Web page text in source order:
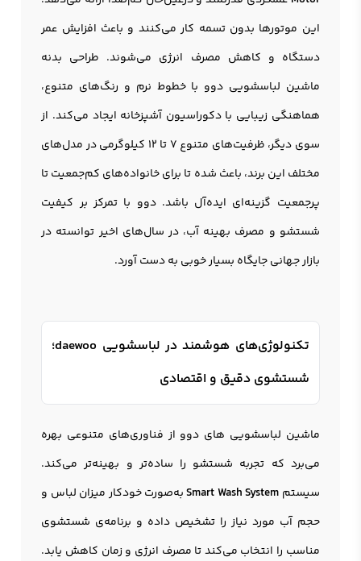
این موتورها بدون تسمه کار می‌کنند و باعث افزایش عمر
دستگاه و کاهش مصرف انرژی می‌شوند. طراحی بدنه
ماشین لباسشويي دوو با خطوط نرم و رنگ‌های متنوع،
هماهنگی زیبایی با دکوراسیون آشپزخانه ایجاد می‌کند. از
سوی دیگر، ظرفیت‌های متنوع ۷ تا ۱۲ کیلوگرمی در مدل‌های
مختلف این برند، باعث شده تا برای خانواده‌های کم‌جمعیت تا
پرجمعیت گزینه‌ای ایده‌آل باشد. دوو با تمرکز بر کیفیت
شستشو و مصرف بهینه آب، در سال‌های اخیر توانسته در
بازار جهانی جایگاه بسیار خوبی به دست آورد.
تکنولوژی‌های هوشمند در لباسشویی daewoo؛
شستشوی دقیق و اقتصادی
ماشین لباسشویی های دوو از فناوری‌های متنوعی بهره
می‌برد که تجربه شستشو را ساده‌تر و بهینه‌تر می‌کند.
سیستم Smart Wash Systemبه‌صورت خودکار میزان لباس و
حجم آب مورد نیاز را تشخیص داده و برنامه‌ی شستشوی
مناسب را انتخاب می‌کند تا مصرف انرژی و زمان کاهش یابد.